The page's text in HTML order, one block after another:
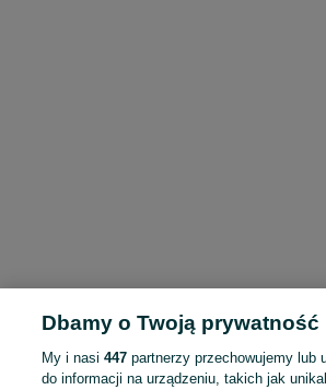
Dbamy o Twoją prywatność
My i nasi447 partnerzy przechowujemy lub
do informacji na urządzeniu, takich jak